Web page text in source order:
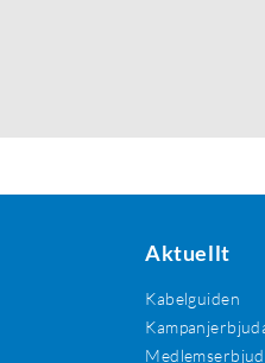
Aktuellt
Kabelguiden